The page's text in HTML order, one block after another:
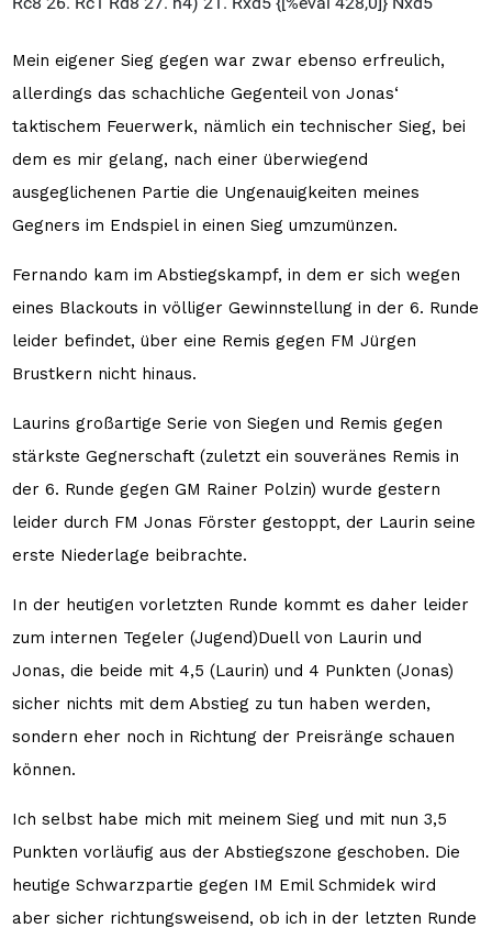
Mein eigener Sieg gegen war zwar ebenso erfreulich,
allerdings das schachliche Gegenteil von Jonas‘
taktischem Feuerwerk, nämlich ein technischer Sieg, bei
dem es mir gelang, nach einer überwiegend
ausgeglichenen Partie die Ungenauigkeiten meines
Gegners im Endspiel in einen Sieg umzumünzen.
Fernando kam im Abstiegskampf, in dem er sich wegen
eines Blackouts in völliger Gewinnstellung in der 6. Runde
leider befindet, über eine Remis gegen FM Jürgen
Brustkern nicht hinaus.
Laurins großartige Serie von Siegen und Remis gegen
stärkste Gegnerschaft (zuletzt ein souveränes Remis in
der 6. Runde gegen GM Rainer Polzin) wurde gestern
leider durch FM Jonas Förster gestoppt, der Laurin seine
erste Niederlage beibrachte.
In der heutigen vorletzten Runde kommt es daher leider
zum internen Tegeler (Jugend)Duell von Laurin und
Jonas, die beide mit 4,5 (Laurin) und 4 Punkten (Jonas)
sicher nichts mit dem Abstieg zu tun haben werden,
sondern eher noch in Richtung der Preisränge schauen
können.
Ich selbst habe mich mit meinem Sieg und mit nun 3,5
Punkten vorläufig aus der Abstiegszone geschoben. Die
heutige Schwarzpartie gegen IM Emil Schmidek wird
aber sicher richtungsweisend, ob ich in der letzten Runde